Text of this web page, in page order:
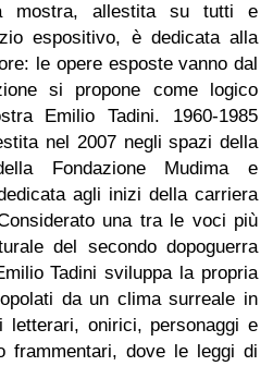
mostra, allestita su tutti e
espositivo, è dedicata alla
le opere esposte vanno dal
si propone come logico
Emilio Tadini. 1960-1985
nel 2007 negli spazi della
Fondazione Mudima e
agli inizi della carriera
una tra le voci più
del secondo dopoguerra
Tadini sviluppa la propria
da un clima surreale in
letterari, onirici, personaggi e
frammentari, dove le leggi di